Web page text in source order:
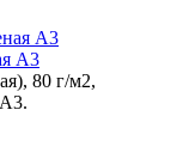
А3
80 г/м2,